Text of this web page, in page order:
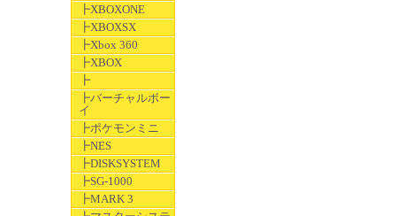
┣XBOXONE
┣XBOXSX
┣Xbox 360
┣XBOX
┣
┣バーチャルボー
イ
┣ポケモンミニ
┣NES
┣DISKSYSTEM
┣SG-1000
┣MARK 3